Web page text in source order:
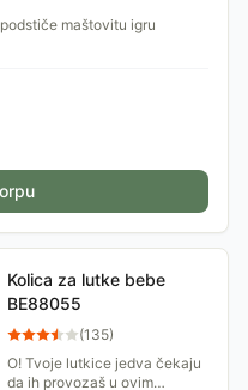
maštovitu igru
Kolica za lutke bebe
BE88055
(135)
O! Tvoje lutkice jedva čekaju
da ih provozaš u ovim